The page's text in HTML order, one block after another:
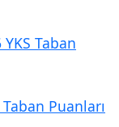
Taban
Puanları